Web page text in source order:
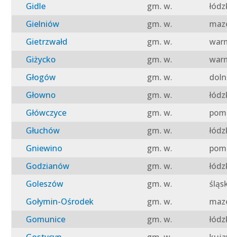
Gidle
gm. w.
Gielniów
gm. w.
Gietrzwałd
gm. w.
Giżycko
gm. w.
Głogów
gm. w.
Głowno
gm. w.
Główczyce
gm. w.
Głuchów
gm. w.
Gniewino
gm. w.
Godzianów
gm. w.
Goleszów
gm. w.
Gołymin-Ośrodek
gm. w.
Gomunice
gm. w.